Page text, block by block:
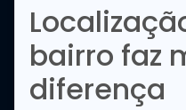
bairro faz
diferença